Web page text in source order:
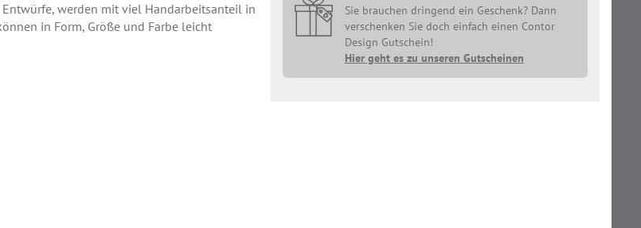
Sie brauchen dringend ein Geschenk? Dann
verschenken Sie doch einfach einen Contor
Design Gutschein!
Hier geht es zu unseren Gutscheinen
werden mit viel Handarbeitsanteil in
in Form, Größe und Farbe leicht